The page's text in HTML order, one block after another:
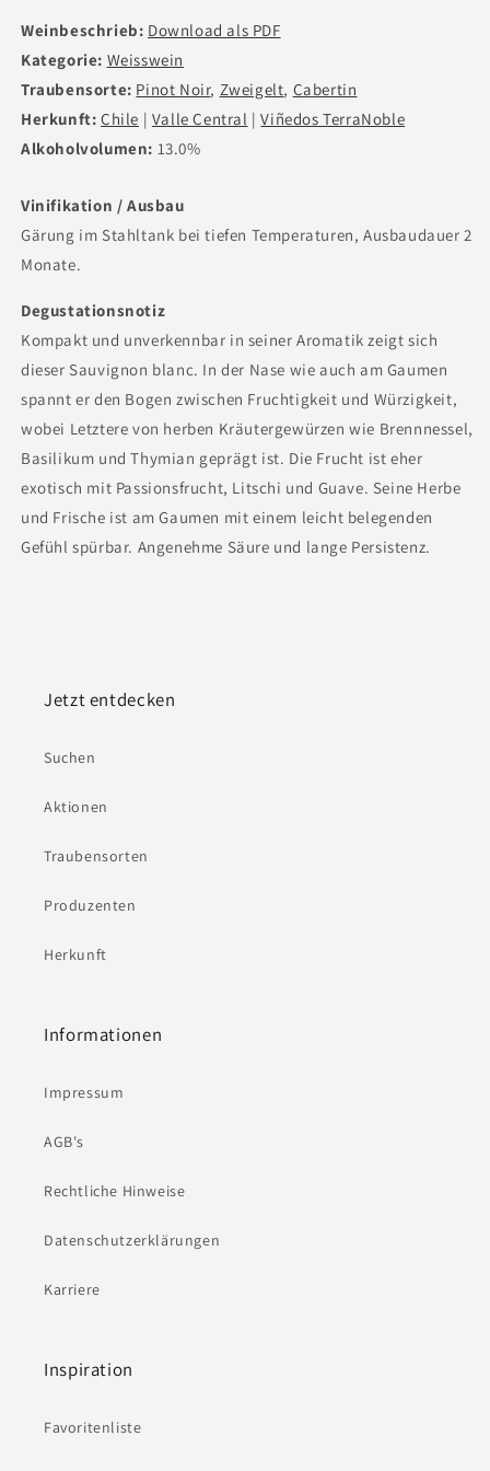
Weinbeschrieb: Download als PDF
Kategorie: Weisswein
Traubensorte: Pinot Noir, Zweigelt, Cabertin
Herkunft: Chile | Valle Central |Viñedos TerraNoble
Alkoholvolumen: 13.0%
Vinifikation / Ausbau
Gärung im Stahltank bei tiefen Temperaturen, Ausbaudauer 2
Monate.
Degustationsnotiz
Kompakt und unverkennbar in seiner Aromatik zeigt sich
dieser Sauvignon blanc. In der Nase wie auch am Gaumen
spannt er den Bogen zwischen Fruchtigkeit und Würzigkeit,
wobei Letztere von herben Kräutergewürzen wie Brennnessel,
Basilikum und Thymian geprägt ist. Die Frucht ist eher
exotisch mit Passionsfrucht, Litschi und Guave. Seine Herbe
und Frische ist am Gaumen mit einem leicht belegenden
Gefühl spürbar. Angenehme Säure und lange Persistenz.
Jetzt entdecken
Suchen
Aktionen
Traubensorten
Produzenten
Herkunft
Informationen
Impressum
AGB's
Rechtliche Hinweise
Datenschutzerklärungen
Karriere
Inspiration
Favoritenliste